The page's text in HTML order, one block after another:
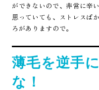
ができないので、非常に辛
思っていても、ストレスば
ろがありますので。
薄毛を逆手
な！